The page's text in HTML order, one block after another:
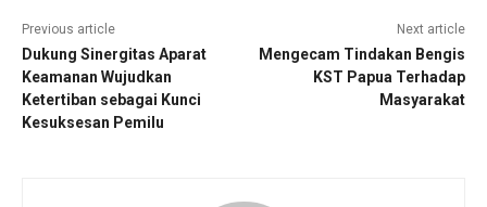
Previous article
Dukung Sinergitas Aparat
Keamanan Wujudkan
Ketertiban sebagai Kunci
Kesuksesan Pemilu
Next article
Mengecam Tindakan Bengis
KST Papua Terhadap
Masyarakat